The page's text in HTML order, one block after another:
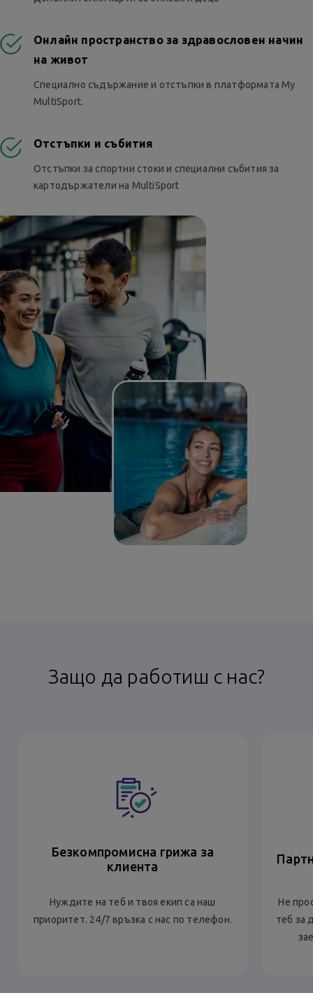
Онлайн пространство за здравословен начин
на живот
Специално съдържание и отстъпки в платформата My
MultiSport.
Отстъпки и събития
Отстъпки за спортни стоки и специални събития за
картодържатели на MultiSport
Защо да работиш с нас?
Безкомпромисна грижа за
клиента
Нуждите на теб и твоя екип са наш
приоритет. 24/7 връзка с нас по телефон.
Не
теб за